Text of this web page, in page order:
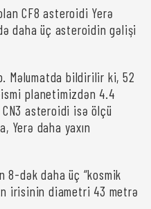
CF8 asteroidi Yerə
daha üç asteroidin gəlişi
Məlumatda bildirilir ki, 52
planetimizdən 4.4
asteroidi isə ölçü
Yerə daha yaxın
8-dək daha üç “kosmik
irisinin diametri 43 metrə